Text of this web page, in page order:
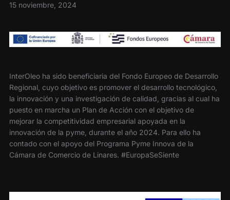
15 noviembre, 2024
InterOleo ha sido beneficiaria del Fondo Europeo de Desarrollo
Regional, cuyo objetivo es promover el desarrollo tecnológico,
la innovación y una investigación de calidad, gracias al cual ha
puesto en marcha un Plan de Acción con el objetivo de
mejorar la competitividad empresarial apoyada en la
innovación de la pyme, durante el año 2024. Para ello ha
contado con el apoyo del Programa Pyme Innova de la
Cámara de Comercio de Linares. #EuropaSeSiente